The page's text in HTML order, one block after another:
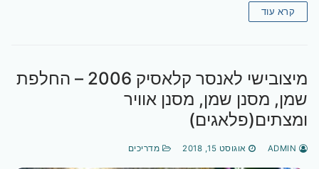
קרא עוד
מיצובישי לאנסר קלאסיק 2006 – החלפת
שמן, מסנן שמן, מסנן אוויר
ומצתים(פלאגים)
אוגוסט 15, 2018 מדריכים